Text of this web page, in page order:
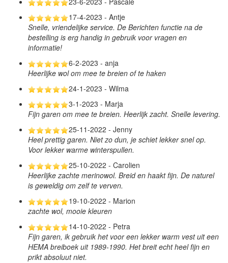
17-4-2023 - Antje
Snelle, vriendelijke service. De Berichten functie na de
bestelling is erg handig in gebruik voor vragen en
informatie!
6-2-2023 - anja
Heerlijke wol om mee te breien of te haken
24-1-2023 - Wilma
3-1-2023 - Marja
Fijn garen om mee te breien. Heerlijk zacht. Snelle levering.
25-11-2022 - Jenny
Heel prettig garen. Niet zo dun, je schiet lekker snel op.
Voor lekker warme winterspullen.
25-10-2022 - Carolien
Heerlijke zachte merinowol. Breid en haakt fijn. De naturel
is geweldig om zelf te verven.
19-10-2022 - Marion
zachte wol, mooie kleuren
14-10-2022 - Petra
Fijn garen, ik gebruik het voor een lekker warm vest uit een
HEMA breiboek uit 1989-1990. Het breit echt heel fijn en
prikt absoluut niet.